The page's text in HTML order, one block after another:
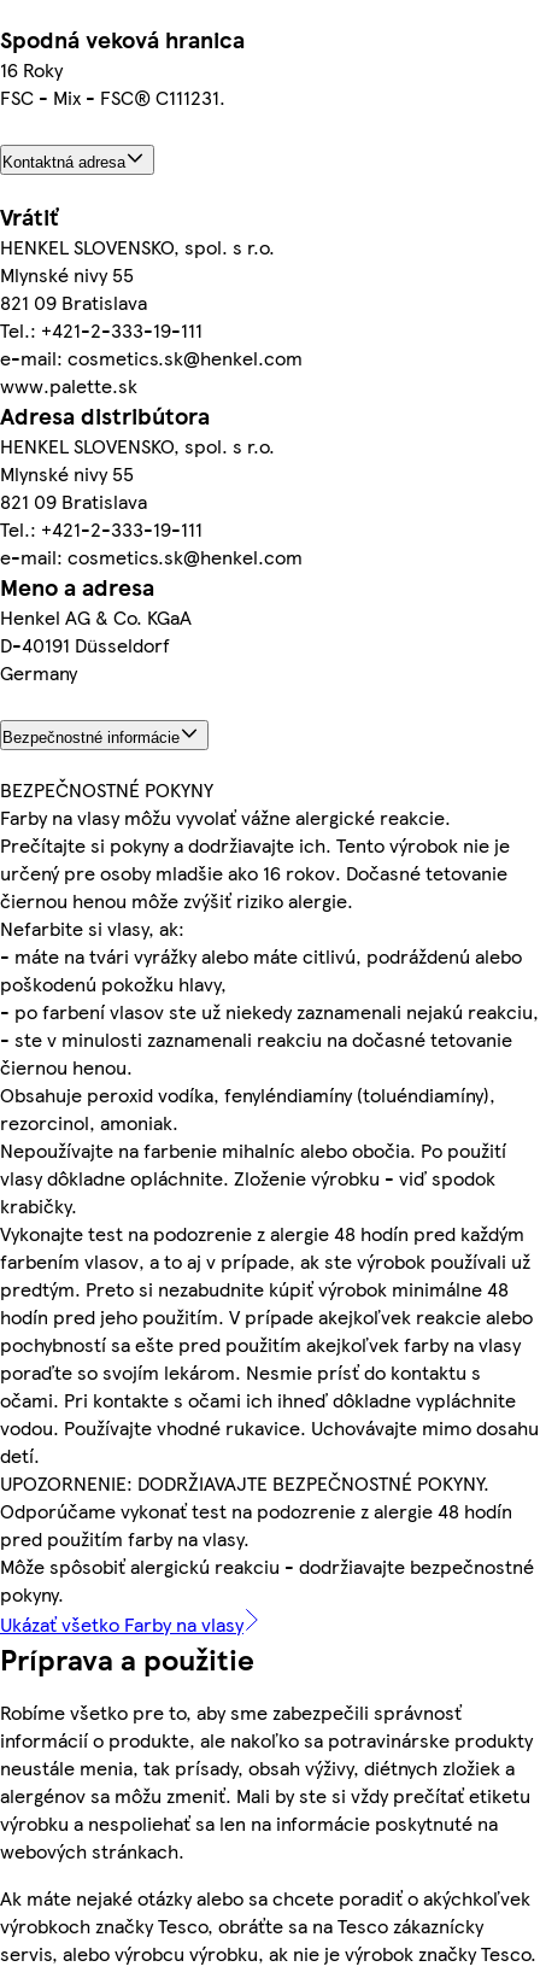
Spodná veková hranica
16 Roky
FSC - Mix - FSC® C111231.
Kontaktná adresa
Vrátiť
HENKEL SLOVENSKO, spol. s r.o.
Mlynské nivy 55
821 09 Bratislava
Tel.: +421-2-333-19-111
e-mail: cosmetics.sk@henkel.com
www.palette.sk
Adresa distribútora
HENKEL SLOVENSKO, spol. s r.o.
Mlynské nivy 55
821 09 Bratislava
Tel.: +421-2-333-19-111
e-mail: cosmetics.sk@henkel.com
Meno a adresa
Henkel AG & Co. KGaA
D-40191 Düsseldorf
Germany
Bezpečnostné informácie
BEZPEČNOSTNÉ POKYNY
Farby na vlasy môžu vyvolať vážne alergické reakcie.
Prečítajte si pokyny a dodržiavajte ich. Tento výrobok nie je
určený pre osoby mladšie ako 16 rokov. Dočasné tetovanie
čiernou henou môže zvýšiť riziko alergie.
Nefarbite si vlasy, ak:
- máte na tvári vyrážky alebo máte citlivú, podráždenú alebo
poškodenú pokožku hlavy,
- po farbení vlasov ste už niekedy zaznamenali nejakú reakciu,
- ste v minulosti zaznamenali reakciu na dočasné tetovanie
čiernou henou.
Obsahuje peroxid vodíka, fenyléndiamíny (toluéndiamíny),
rezorcinol, amoniak.
Nepoužívajte na farbenie mihalníc alebo obočia. Po použití
vlasy dôkladne opláchnite. Zloženie výrobku - viď spodok
krabičky.
Vykonajte test na podozrenie z alergie 48 hodín pred každým
farbením vlasov, a to aj v prípade, ak ste výrobok používali už
predtým. Preto si nezabudnite kúpiť výrobok minimálne 48
hodín pred jeho použitím. V prípade akejkoľvek reakcie alebo
pochybností sa ešte pred použitím akejkoľvek farby na vlasy
poraďte so svojím lekárom. Nesmie prísť do kontaktu s
očami. Pri kontakte s očami ich ihneď dôkladne vypláchnite
vodou. Používajte vhodné rukavice. Uchovávajte mimo dosahu
detí.
UPOZORNENIE: DODRŽIAVAJTE BEZPEČNOSTNÉ POKYNY.
Odporúčame vykonať test na podozrenie z alergie 48 hodín
pred použitím farby na vlasy.
Môže spôsobiť alergickú reakciu - dodržiavajte bezpečnostné
pokyny.
Ukázať všetko Farby na vlasy
Príprava a použitie
Robíme všetko pre to, aby sme zabezpečili správnosť
informácií o produkte, ale nakoľko sa potravinárske produkty
neustále menia, tak prísady, obsah výživy, diétnych zložiek a
alergénov sa môžu zmeniť. Mali by ste si vždy prečítať etiketu
výrobku a nespoliehať sa len na informácie poskytnuté na
webových stránkach.
Ak máte nejaké otázky alebo sa chcete poradiť o akýchkoľvek
výrobkoch značky Tesco, obráťte sa na Tesco zákaznícky
servis, alebo výrobcu výrobku, ak nie je výrobok značky Tesco.